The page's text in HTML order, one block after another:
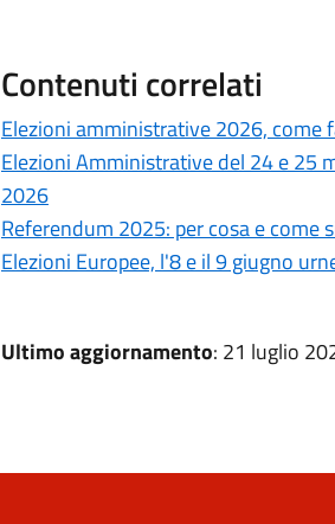
Contenuti correlati
Elezioni amministrative 2026, come
Elezioni Amministrative del 24 e 25
2026
Referendum 2025: per cosa e come
Elezioni Europee, l'8 e il 9 giugno
Ultimo aggiornamento: 21 luglio